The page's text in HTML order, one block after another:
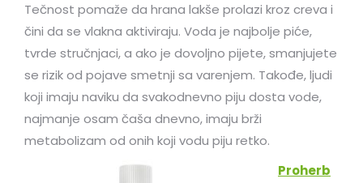
Tečnost pomaže da hrana lakše prolazi kroz creva i
čini da se vlakna aktiviraju. Voda je najbolje piće,
tvrde stručnjaci, a ako je dovoljno pijete, smanjujete
se rizik od pojave smetnji sa varenjem. Takođe, ljudi
koji imaju naviku da svakodnevno piju dosta vode,
najmanje osam čaša dnevno, imaju brži
metabolizam od onih koji vodu piju retko.
Proherb